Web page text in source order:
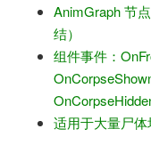
AnimGraph 节
结）
组件事件：
适用于大量尸